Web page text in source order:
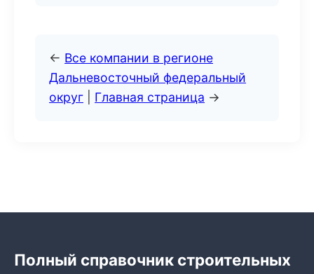
← Все компании в регионе
Дальневосточный федеральный
округ
Главная страница →
Полный справочник строительных